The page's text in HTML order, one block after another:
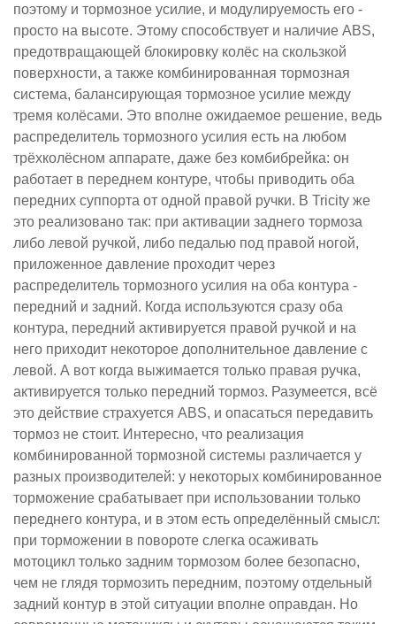
поэтому и тормозное усилие, и модулируемость его -
просто на высоте. Этому способствует и наличие ABS,
предотвращающей блокировку колёс на скользкой
поверхности, а также комбинированная тормозная
система, балансирующая тормозное усилие между
тремя колёсами. Это вполне ожидаемое решение, ведь
распределитель тормозного усилия есть на любом
трёхколёсном аппарате, даже без комбибрейка: он
работает в переднем контуре, чтобы приводить оба
передних суппорта от одной правой ручки. В Tricity же
это реализовано так: при активации заднего тормоза
либо левой ручкой, либо педалью под правой ногой,
приложенное давление проходит через
распределитель тормозного усилия на оба контура -
передний и задний. Когда используются сразу оба
контура, передний активируется правой ручкой и на
него приходит некоторое дополнительное давление с
левой. А вот когда выжимается только правая ручка,
активируется только передний тормоз. Разумеется, всё
это действие страхуется ABS, и опасаться передавить
тормоз не стоит. Интересно, что реализация
комбинированной тормозной системы различается у
разных производителей: у некоторых комбинированное
торможение срабатывает при использовании только
переднего контура, и в этом есть определённый смысл:
при торможении в повороте слегка осаживать
мотоцикл только задним тормозом более безопасно,
чем не глядя тормозить передним, поэтому отдельный
задний контур в этой ситуации вполне оправдан. Но